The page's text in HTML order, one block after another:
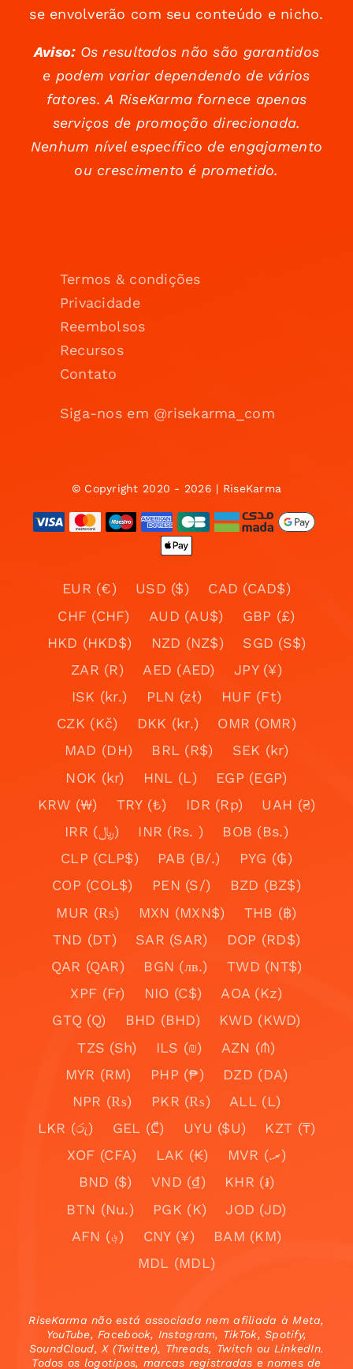
se envolverão com seu conteúdo e nicho.
Aviso:Os resultados não são garantidos
e podem variar dependendo de vários
fatores. A RiseKarma fornece apenas
serviços de promoção direcionada.
Nenhum nível específico de engajamento
ou crescimento é prometido.
Termos & condições
Privacidade
Reembolsos
Recursos
Contato
Siga-nos em @risekarma_com
© Copyright 2020 - 2026 | RiseKarma
EUR (€) USD ($)
CAD (CAD$)
CHF (CHF)
AUD (AU$)
GBP (£)
HKD (HKD$)
NZD (NZ$)
SGD (S$)
ZAR (R)
AED (AED)
JPY (¥)
ISK (kr.)
PLN (zł)
HUF (Ft)
CZK (Kč)
DKK (kr.)
OMR (OMR)
MAD (DH)
BRL (R$)
SEK (kr)
NOK (kr)
HNL (L)
EGP (EGP)
KRW (₩)
TRY (₺) IDR (Rp)
UAH (₴)
IRR (﷼)
INR (Rs. )
BOB (Bs.)
CLP (CLP$)
PAB (B/.)
PYG (₲)
COP (COL$)
PEN (S/)
BZD (BZ$)
MUR (₨)
MXN (MXN$)
THB (฿)
TND (DT)
SAR (SAR)
DOP (RD$)
QAR (QAR)
BGN (лв.)
TWD (NT$)
XPF (Fr)
NIO (C$)
AOA (Kz)
GTQ (Q)
BHD (BHD)
KWD (KWD)
TZS (Sh)
ILS (₪)
AZN (₼)
MYR (RM)
PHP (₱)
DZD (DA)
NPR (₨)
PKR (₨)
ALL (L)
LKR (රු)
GEL (₾) UYU ($U)
KZT (₸)
XOF (CFA)
LAK (₭)
MVR (.ރ)
BND ($)
VND (₫)
KHR (៛)
BTN (Nu.)
PGK (K)
JOD (JD)
AFN (؋)
CNY (¥)
BAM (KM)
MDL (MDL)
RiseKarma não está associada nem afiliada à Meta,
YouTube, Facebook, Instagram, TikTok, Spotify,
SoundCloud, X (Twitter), Threads, Twitch ou LinkedIn.
Todos os logotipos, marcas registradas e nomes de